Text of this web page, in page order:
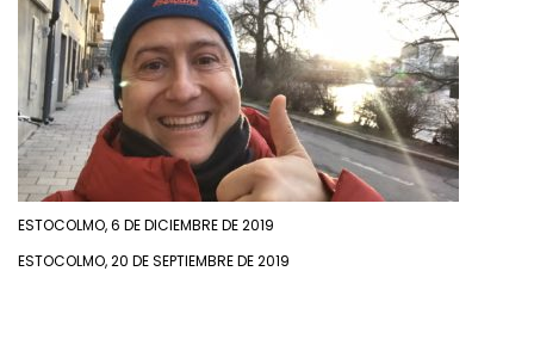
ESTOCOLMO, 6 DE DICIEMBRE DE 2019
ESTOCOLMO, 20 DE SEPTIEMBRE DE 2019